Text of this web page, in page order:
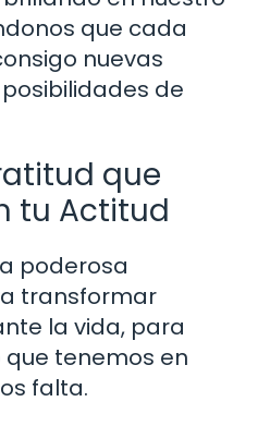
que cada
nuevas
de
que
tu Actitud
poderosa
transformar
la vida, para
tenemos en
falta.